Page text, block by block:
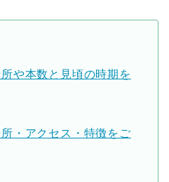
や本数と見頃の時期を
・アクセス・特徴をご